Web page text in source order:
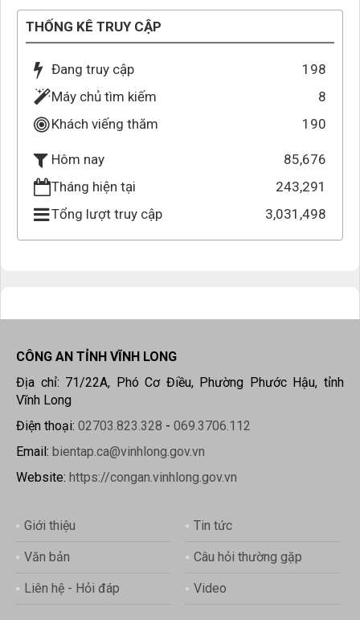
THỐNG KÊ TRUY CẬP
Đang truy cập
198
Máy chủ tìm kiếm
8
Khách viếng thăm
190
Hôm nay
85,676
Tháng hiện tại
243,291
Tổng lượt truy cập
3,031,498
CÔNG AN TỈNH VĨNH LONG
Địa chỉ: 71/22A, Phó Cơ Điều, Phường Phước Hậu, tỉnh
Vĩnh Long
Điện thoại: 02703.823.328 - 069.3706.112
Email: bientap.ca@vinhlong.gov.vn
Website: https://congan.vinhlong.gov.vn
Giới thiệu Tin tức
Văn bản Câu hỏi thường gặp
Liên hệ - Hỏi đáp Video